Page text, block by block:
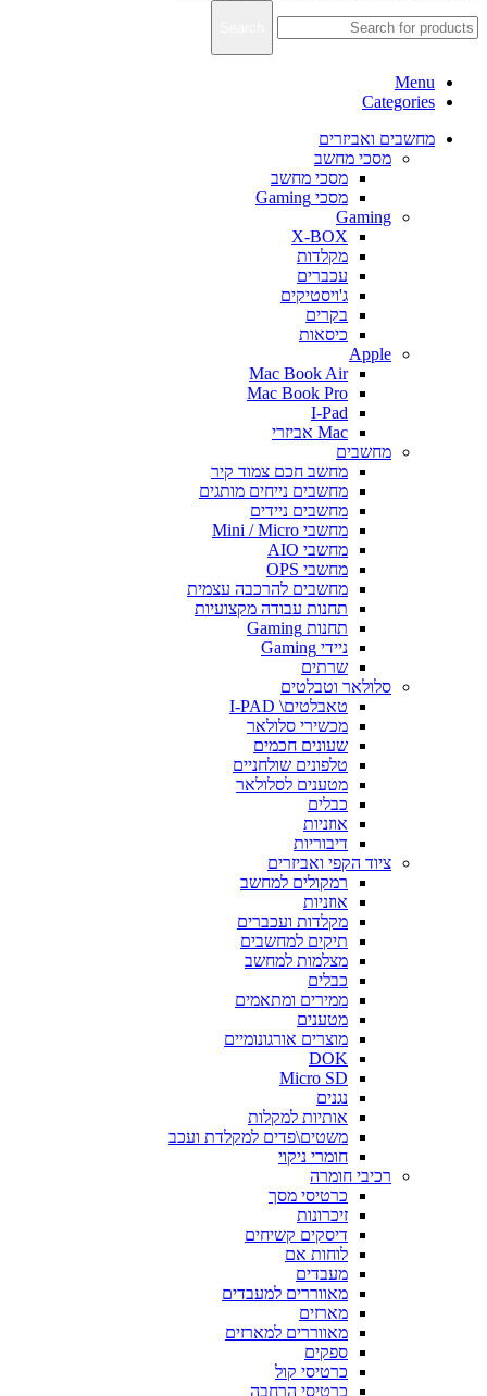
Menu
Categories
מחשבים ואביזרים
מסכי מחשב
מסכי מחשב
מסכי Gaming
Gaming
X-BOX
מקלדות
עכברים
ג'ויסטיקים
בקרים
כיסאות
Apple
Mac Book Air
Mac Book Pro
I-Pad
Mac אביזרי
מחשבים
מחשב חכם צמוד קיר
מחשבים נייחים מותגים
מחשבים ניידים
מחשבי Mini / Micro
מחשבי AIO
מחשבי OPS
מחשבים להרכבה עצמית
תחנות עבודה מקצועיות
תחנות Gaming
ניידי Gaming
שרתים
סלולאר וטבלטים
טאבלטים\ I-PAD
מכשירי סלולאר
שעונים חכמים
טלפונים שולחניים
מטענים לסלולאר
כבלים
אוזניות
דיבוריות
ציוד הקפי ואביזרים
רמקולים למחשב
אוזניות
מקלדות ועכברים
תיקים למחשבים
מצלמות למחשב
כבלים
ממירים ומתאמים
מטענים
מוצרים אורגונומיים
DOK
Micro SD
נגנים
אותיות למקלות
משטים\פדים למקלדת ועכב
חומרי ניקוי
רכיבי חומרה
כרטיסי מסך
זיכרונות
דיסקים קשיחים
לוחות אם
מעבדים
מאווררים למעבדים
מארזים
מאווררים למארזים
ספקים
כרטיסי קול
כרטיסי הרחבה